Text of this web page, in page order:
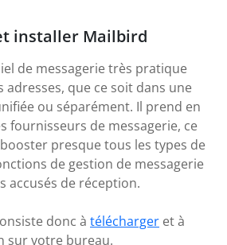
installer Mailbird
de messagerie très pratique
que ce soit dans une
ou séparément. Il prend en
fournisseurs de messagerie, ce
presque tous les types de
de gestion de messagerie
accusés de réception.
donc à télécharger et à
sur votre bureau.